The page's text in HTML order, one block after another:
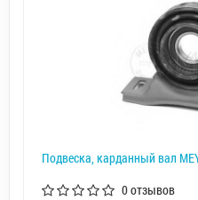
Подвеска, карданный вал
0 отзывов